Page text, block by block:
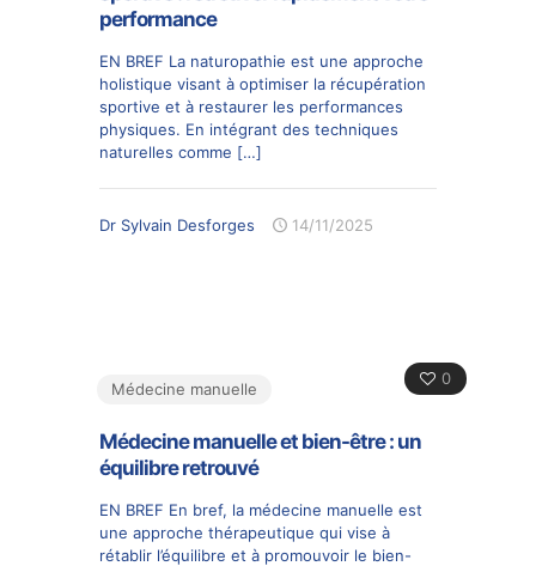
performance
EN BREF La naturopathie est une approche
holistique visant à optimiser la récupération
sportive et à restaurer les performances
physiques. En intégrant des techniques
naturelles comme […]
Dr Sylvain Desforges 14/11/2025
0
Médecine manuelle
Médecine manuelle et bien-être : un
équilibre retrouvé
EN BREF En bref, la médecine manuelle est
une approche thérapeutique qui vise à
rétablir l’équilibre et à promouvoir le bien-